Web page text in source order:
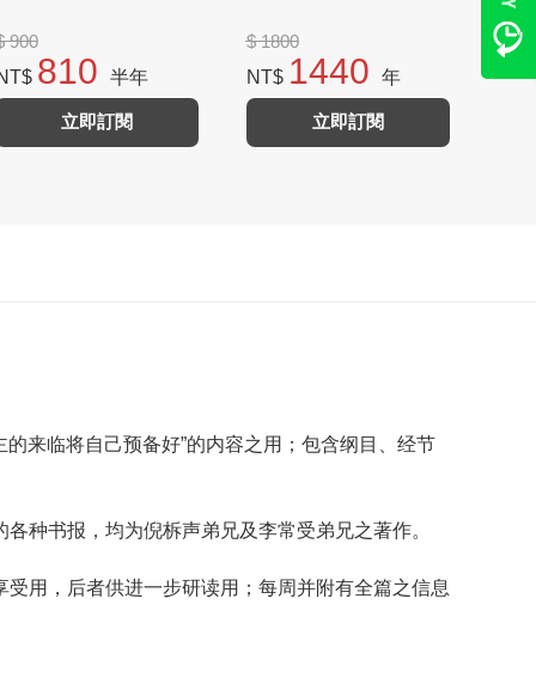
900
810 半年
立即訂閱
$ 1800
NT$ 1440 年
立即訂閱
来临将自己预备好”的内容之用；包含纲目、经节
种书报，均为倪柝声弟兄及李常受弟兄之著作。
用，后者供进一步研读用；每周并附有全篇之信息